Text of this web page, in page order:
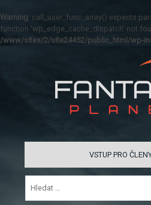
Warning: call_user_func_array() expects
function 'wp_edge_cache_dispatch' not
/www/sites/2/site24452/public_html/wp-
VSTUP PRO